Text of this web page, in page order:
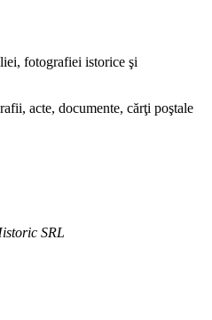
fotografiei istorice şi
acte, documente, cărţi poştale
SRL